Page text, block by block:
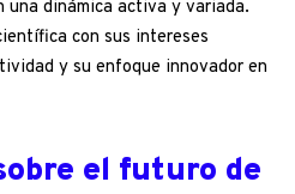
una dinámica activa y variada.
con sus intereses
y su enfoque innovador en
el futuro de